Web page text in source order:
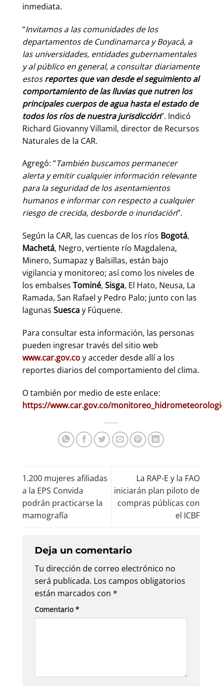
inmediata.
“Invitamos a las comunidades de los
departamentos de Cundinamarca y Boyacá, a
las universidades, entidades gubernamentales
y al público en general, a consultar diariamente
estosreportes que van desde el seguimiento al
comportamiento de las lluvias que nutren los
principales cuerpos de agua hasta el estado de
todos los ríos de nuestra jurisdicción”. Indicó
Richard Giovanny Villamil, director de Recursos
Naturales de la CAR.
Agregó: “También buscamos permanecer
alerta y emitir cualquier información relevante
para la seguridad de los asentamientos
humanos e informar con respecto a cualquier
riesgo de crecida, desborde o inundación”.
Según la CAR, las cuencas de los ríos Bogotá,
Machetá, Negro, vertiente río Magdalena,
Minero, Sumapaz y Balsillas, están bajo
vigilancia y monitoreo; así como los niveles de
los embalses Tominé, Sisga, El Hato, Neusa, La
Ramada, San Rafael y Pedro Palo; junto con las
lagunas Suescay Fúquene.
Para consultar esta información, las personas
pueden ingresar través del sitio web
www.car.gov.coy acceder desde allí a los
reportes diarios del comportamiento del clima.
O también por medio de este enlace:
https://www.car.gov.co/
1.200 mujeres afiliadas
a la EPS Convida
podrán practicarse la
mamografía
La RAP-E y la FAO
iniciarán plan piloto de
compras públicas con
el ICBF
Deja un comentario
Tu dirección de correo electrónico no
será publicada. Los campos obligatorios
están marcados con *
Comentario*